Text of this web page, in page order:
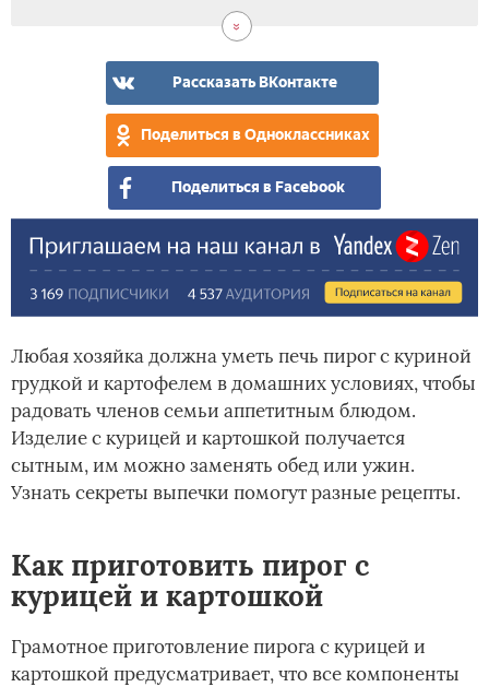
Рассказать ВКонтакте
Поделиться в Одноклассниках
Поделиться в Facebook
Любая хозяйка должна уметь печь пирог с куриной
грудкой и картофелем в домашних условиях, чтобы
радовать членов семьи аппетитным блюдом.
Изделие с курицей и картошкой получается
сытным, им можно заменять обед или ужин.
Узнать секреты выпечки помогут разные рецепты.
Как приготовить пирог с
курицей и картошкой
Грамотное приготовление пирога с курицей и
картошкой предусматривает, что все компоненты